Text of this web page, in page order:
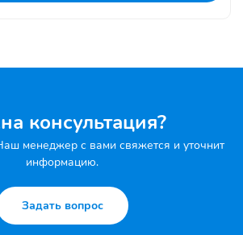
консультация?
менеджер с вами свяжется и уточнит
информацию.
Задать вопрос